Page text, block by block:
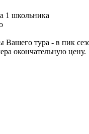
1 школьника
Вашего тура - в пик
окончательную цену.